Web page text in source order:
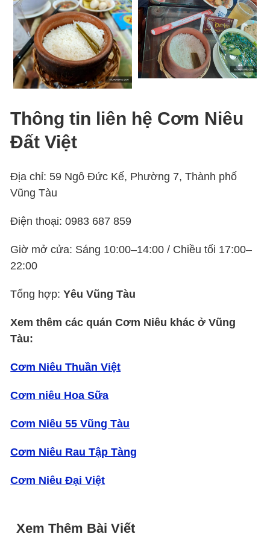
Thông tin liên hệ Cơm Niêu
Đất Việt
Địa chỉ: 59 Ngô Đức Kế, Phường 7, Thành phố
Vũng Tàu
Điện thoại:0983 687 859
Giờ mở cửa: Sáng 10:00–14:00 / Chiều tối 17:00–
22:00
Tổng hợp:Yêu Vũng Tàu
Xem thêm các quán Cơm Niêu khác ở Vũng
Tàu:
Cơm Niêu Thuần Việt
Cơm niêu Hoa Sữa
Cơm Niêu 55 Vũng Tàu
Cơm Niêu Rau Tập Tàng
Cơm Niêu Đại Việt
Xem Thêm Bài Viết